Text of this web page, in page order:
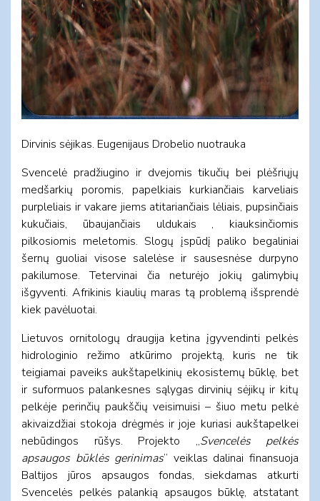
Dirvinis sėjikas. Eugenijaus Drobelio nuotrauka
Svencelė pradžiugino ir dvejomis tikučių bei plėšriųjų
medšarkių poromis, papelkiais kurkiančiais karveliais
purpleliais ir vakare jiems atitariančiais lėliais, pupsinčiais
kukučiais, ūbaujančiais uldukais , kiauksinčiomis
pilkosiomis meletomis. Slogų įspūdį paliko begaliniai
šernų guoliai visose salelėse ir sausesnėse durpyno
pakilumose. Tetervinai čia neturėjo jokių galimybių
išgyventi. Afrikinis kiaulių maras tą problemą išsprendė
kiek pavėluotai.
Lietuvos ornitologų draugija ketina įgyvendinti pelkės
hidrologinio režimo atkūrimo projektą, kuris ne tik
teigiamai paveiks aukštapelkinių ekosistemų būklę, bet
ir suformuos palankesnes sąlygas dirvinių sėjikų ir kitų
pelkėje perinčių paukščių veisimuisi – šiuo metu pelkė
akivaizdžiai stokoja drėgmės ir joje kuriasi aukštapelkei
nebūdingos rūšys. Projekto „Svencelės pelkės
apsaugos būklės gerinimas“ veiklas dalinai finansuoja
Baltijos jūros apsaugos fondas, siekdamas atkurti
Svencelės pelkės palankią apsaugos būklę, atstatant